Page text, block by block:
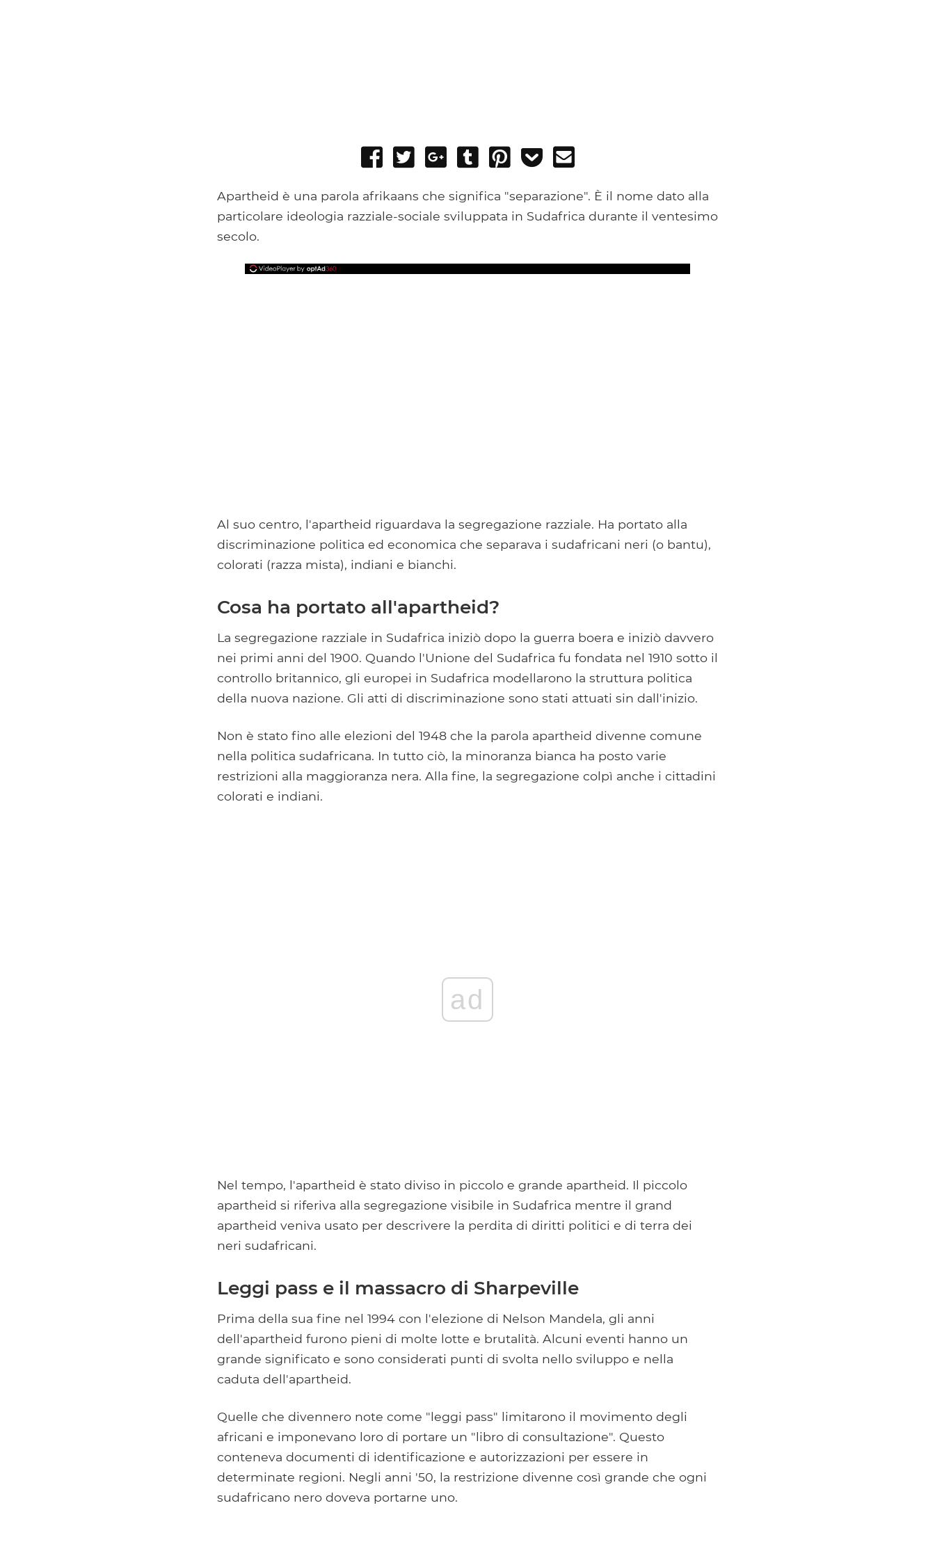
Share
Facebook
Tweet
Share
Google+
Post
Tumblr
Pin
Add
Pocket
Apartheid è una parola afrikaans che significa "separazione". È il nome dato alla
particolare ideologia razziale-sociale sviluppata in Sudafrica durante il ventesimo
secolo.
Al suo centro, l'apartheid riguardava la segregazione razziale. Ha portato alla
discriminazione politica ed economica che separava i sudafricani neri (o bantu),
colorati (razza mista), indiani e bianchi.
Cosa ha portato all'apartheid?
La segregazione razziale in Sudafrica iniziò dopo la guerra boera e iniziò davvero
nei primi anni del 1900. Quando l'Unione del Sudafrica fu fondata nel 1910 sotto il
controllo britannico, gli europei in Sudafrica modellarono la struttura politica
della nuova nazione. Gli atti di discriminazione sono stati attuati sin dall'inizio.
Non è stato fino alle elezioni del 1948 che la parola apartheid divenne comune
nella politica sudafricana. In tutto ciò, la minoranza bianca ha posto varie
restrizioni alla maggioranza nera. Alla fine, la segregazione colpì anche i cittadini
colorati e indiani.
ad
Nel tempo, l'apartheid è stato diviso in piccolo e grande apartheid. Il piccolo
apartheid si riferiva alla segregazione visibile in Sudafrica mentre il grand
apartheid veniva usato per descrivere la perdita di diritti politici e di terra dei
neri sudafricani.
Leggi pass e il massacro di Sharpeville
Prima della sua fine nel 1994 con l'elezione di Nelson Mandela, gli anni
dell'apartheid furono pieni di molte lotte e brutalità. Alcuni eventi hanno un
grande significato e sono considerati punti di svolta nello sviluppo e nella
caduta dell'apartheid.
Quelle che divennero note come "leggi pass" limitarono il movimento degli
africani e imponevano loro di portare un "libro di consultazione". Questo
conteneva documenti di identificazione e autorizzazioni per essere in
determinate regioni. Negli anni '50, la restrizione divenne così grande che ogni
sudafricano nero doveva portarne uno.